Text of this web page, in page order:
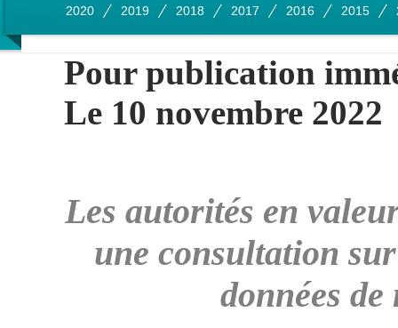
2020 2019 2018 2017 2016 2015
Pour publication
Le 10 novembre 2022
Les autorités en
une consultation
données